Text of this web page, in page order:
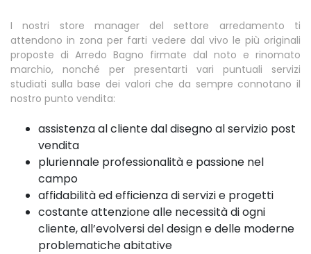
I nostri store manager del settore arredamento ti
attendono in zona per farti vedere dal vivo le più originali
proposte di Arredo Bagno firmate dal noto e rinomato
marchio, nonché per presentarti vari puntuali servizi
studiati sulla base dei valori che da sempre connotano il
nostro punto vendita:
assistenza al cliente dal disegno al servizio post
vendita
pluriennale professionalità e passione nel
campo
affidabilità ed efficienza di servizi e progetti
costante attenzione alle necessità di ogni
cliente, all’evolversi del design e delle moderne
problematiche abitative